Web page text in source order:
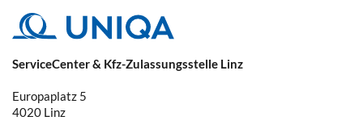
ServiceCenter & Kfz-Zulassungsstelle Linz
Europaplatz 5
4020 Linz